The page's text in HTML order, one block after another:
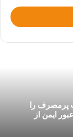
ادامه یافتن این
پدافند غیرعامل و
برق
تقویت تاب‌آوری
پرمصرف را
ایمن از